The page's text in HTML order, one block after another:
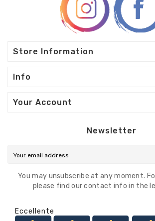
Store Information
Info
Your Account
Newsletter
You may unsubscribe at any moment.
please find our contact info in the
Eccellente